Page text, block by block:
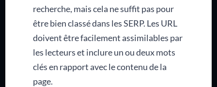
recherche, mais cela ne suffit pas pour
être bien classé dans les SERP. Les URL
doivent être facilement assimilables par
les lecteurs et inclure un ou deux mots
clés en rapport avec le contenu de la
page.